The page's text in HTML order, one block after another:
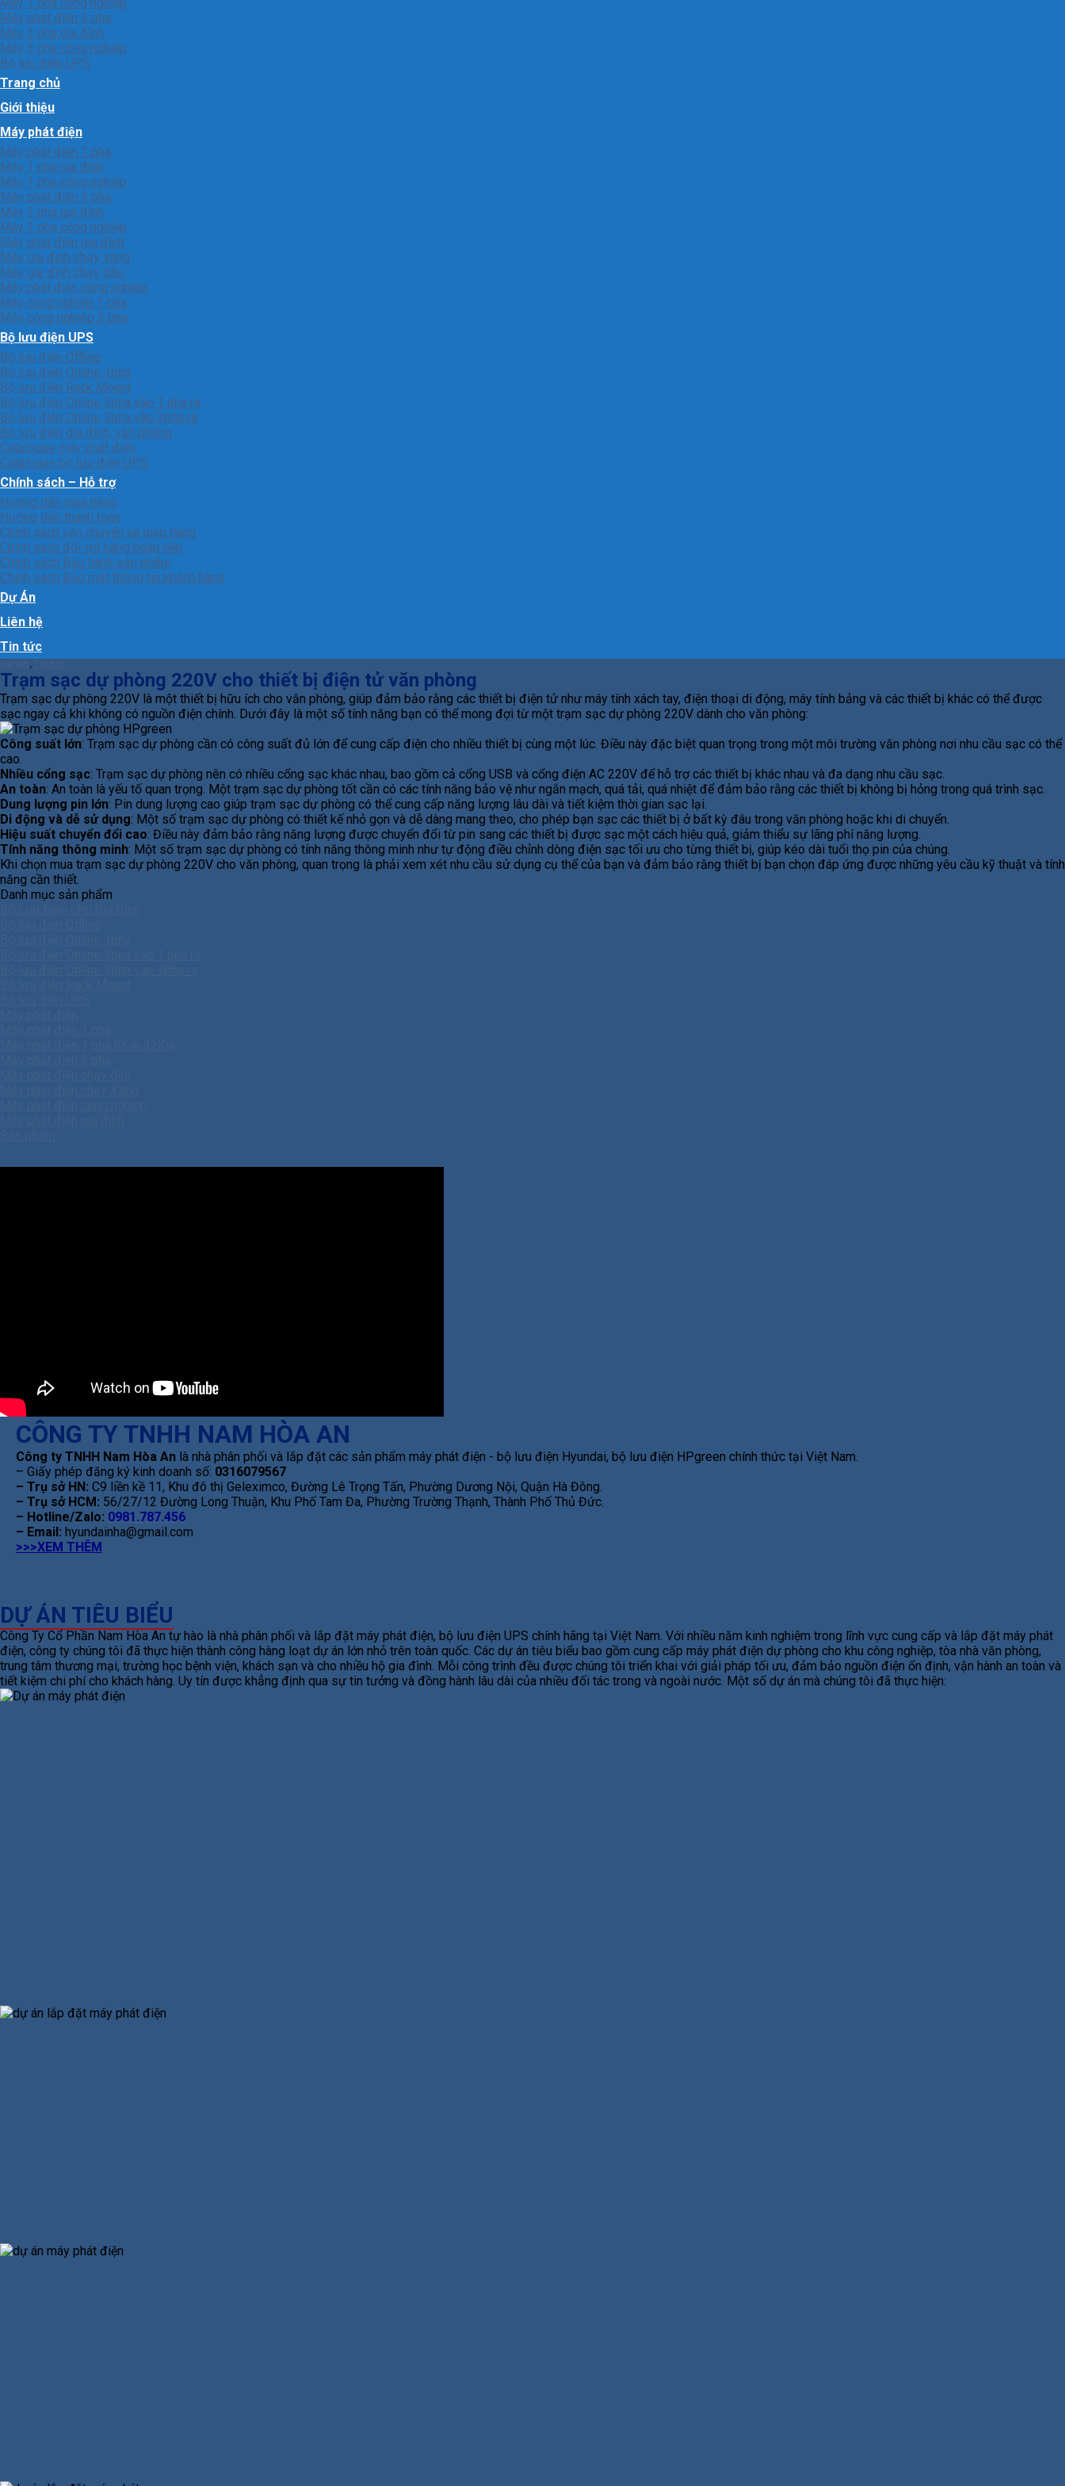
Máy phát điện 3 pha
Máy 3 pha gia đình
Máy 3 pha công nghiệp
Bộ lưu điện UPS
Trang chủ
Giới thiệu
Máy phát điện
Máy phát điện 1 pha
Máy 1 pha gia đình
Máy 1 pha công nghiệp
Máy phát điện 3 pha
Máy 3 pha gia đình
Máy 3 pha công nghiệp
Máy phát điện gia đình
Máy gia đình chạy xăng
Máy gia đình chạy dầu
Máy phát điện công nghiệp
Máy công nghiệp 1 pha
Máy công nghiêp 3 pha
Bộ lưu điện UPS
Bộ lưu điện Offline
Bộ lưu điện Online 1pha
Bộ lưu điện Rack Mount
Bộ lưu điện Online 3pha vào 1 pha ra
Bộ lưu điện Online 3pha vào 3pha ra
Bộ lưu điện gia đình, văn phòng
Catalogue máy phát điện
Catalogue bộ lưu điện UPS
Chính sách – Hỗ trợ
Hướng dẫn mua hàng
Hướng dẫn thanh toán
Chính sách vận chuyển và giao hàng
Chính sách đổi-trả hàng hoàn tiền
Chính sách Bảo hành sản phẩm
Chính sách Bảo mật thông tin khách hàng
Dự Án
Liên hệ
Tin tức
,
Trạm sạc dự phòng 220V cho thiết bị điện tử văn phòng
Trạm sạc dự phòng 220V là một thiết bị hữu ích cho văn phòng, giúp đảm bảo rằng các thiết bị điện tử như máy tính xách tay, điện thoại di động, máy tính bảng và các thiết bị khác có thể được
sạc ngay cả khi không có nguồn điện chính. Dưới đây là một số tính năng bạn có thể mong đợi từ một trạm sạc dự phòng 220V dành cho văn phòng:
Công suất lớn: Trạm sạc dự phòng cần có công suất đủ lớn để cung cấp điện cho nhiều thiết bị cùng một lúc. Điều này đặc biệt quan trọng trong một môi trường văn phòng nơi nhu cầu sạc có thể
cao.
Nhiều cổng sạc: Trạm sạc dự phòng nên có nhiều cổng sạc khác nhau, bao gồm cả cổng USB và cổng điện AC 220V để hỗ trợ các thiết bị khác nhau và đa dạng nhu cầu sạc.
An toàn: An toàn là yếu tố quan trọng. Một trạm sạc dự phòng tốt cần có các tính năng bảo vệ như ngắn mạch, quá tải, quá nhiệt để đảm bảo rằng các thiết bị không bị hỏng trong quá trình sạc.
Dung lượng pin lớn: Pin dung lượng cao giúp trạm sạc dự phòng có thể cung cấp năng lượng lâu dài và tiết kiệm thời gian sạc lại.
Di động và dễ sử dụng: Một số trạm sạc dự phòng có thiết kế nhỏ gọn và dễ dàng mang theo, cho phép bạn sạc các thiết bị ở bất kỳ đâu trong văn phòng hoặc khi di chuyển.
Hiệu suất chuyển đổi cao: Điều này đảm bảo rằng năng lượng được chuyển đổi từ pin sang các thiết bị được sạc một cách hiệu quả, giảm thiểu sự lãng phí năng lượng.
Tính năng thông minh: Một số trạm sạc dự phòng có tính năng thông minh như tự động điều chỉnh dòng điện sạc tối ưu cho từng thiết bị, giúp kéo dài tuổi thọ pin của chúng.
Khi chọn mua trạm sạc dự phòng 220V cho văn phòng, quan trọng là phải xem xét nhu cầu sử dụng cụ thể của bạn và đảm bảo rằng thiết bị bạn chọn đáp ứng được những yêu cầu kỹ thuật và tính
năng cần thiết.
Danh mục sản phẩm
CÔNG TY TNHH NAM HÒA AN
Công ty TNHH Nam Hòa An là nhà phân phối và lắp đặt các sản phẩm máy phát điện - bộ lưu điện Hyundai, bộ lưu điện HPgreen chính thức tại Việt Nam.
– Giấy phép đăng ký kinh doanh số: 0316079567
– Trụ sở HN: C9 liền kề 11, Khu đô thị Geleximco, Đường Lê Trọng Tấn, Phường Dương Nội, Quận Hà Đông.
– Trụ sở HCM: 56/27/12 Đường Long Thuận, Khu Phố Tam Đa, Phường Trường Thạnh, Thành Phố Thủ Đức.
– Hotline/Zalo: 0981.787.456
– Email: hyundainha@gmail.com
>>>XEM THÊM
DỰ ÁN TIÊU BIỂU
Công Ty Cổ Phần Nam Hòa An tự hào là nhà phân phối và lắp đặt máy phát điện, bộ lưu điện UPS chính hãng tại Việt Nam. Với nhiều năm kinh nghiệm trong lĩnh vực cung cấp và lắp đặt máy phát
điện, công ty chúng tôi đã thực hiện thành công hàng loạt dự án lớn nhỏ trên toàn quốc. Các dự án tiêu biểu bao gồm cung cấp máy phát điện dự phòng cho khu công nghiệp, tòa nhà văn phòng,
trung tâm thương mại, trường học bệnh viện, khách sạn và cho nhiều hộ gia đình. Mỗi công trình đều được chúng tôi triển khai với giải pháp tối ưu, đảm bảo nguồn điện ổn định, vận hành an toàn và
tiết kiệm chi phí cho khách hàng. Uy tín được khẳng định qua sự tin tưởng và đồng hành lâu dài của nhiều đối tác trong và ngoài nước. Một số dự án mà chúng tôi đã thực hiện: